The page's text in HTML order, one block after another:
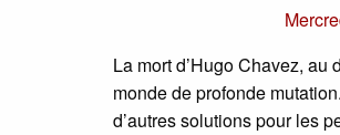
La mort d’Hugo Chavez,
monde de profonde
d’autres solutions pour les